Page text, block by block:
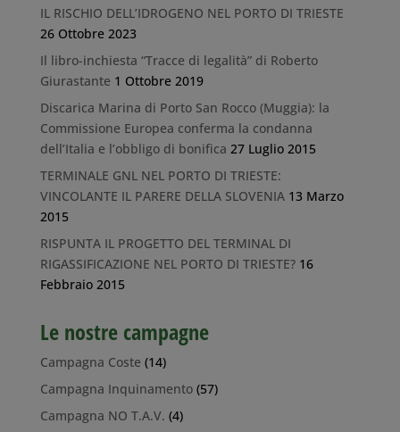
IL RISCHIO DELL’IDROGENO NEL PORTO DI TRIESTE
26 Ottobre 2023
Il libro-inchiesta “Tracce di legalità” di Roberto
Giurastante 1 Ottobre 2019
Discarica Marina di Porto San Rocco (Muggia): la
Commissione Europea conferma la condanna
dell’Italia e l’obbligo di bonifica 27 Luglio 2015
TERMINALE GNL NEL PORTO DI TRIESTE:
VINCOLANTE IL PARERE DELLA SLOVENIA 13 Marzo
2015
RISPUNTA IL PROGETTO DEL TERMINAL DI
RIGASSIFICAZIONE NEL PORTO DI TRIESTE? 16
Febbraio 2015
Le nostre campagne
Campagna Coste (14)
Campagna Inquinamento(57)
Campagna NO T.A.V. (4)